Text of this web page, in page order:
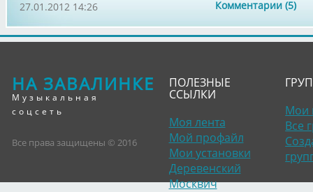
Комментарии (5)
27.01.2012 14:26
НА ЗАВАЛИНКЕ
Музыкальная
соцсеть
Все права защищены © 2016
ПОЛЕЗНЫЕ
ССЫЛКИ
Моя лента
Мой профайл
Мои установки
Деревенский
Москвич
Мои
Все